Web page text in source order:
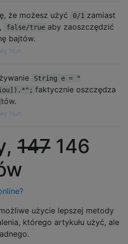
że możesz użyć 0/1 zamiast
false/true aby zaoszczędzić
bajtów.
Nun
String e = "
faktycznie oszczędza
Nun
147 146
użycie lepszej metody
którego artykułu użyć, ale